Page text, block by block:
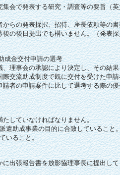
会で発表する研究・調査等の要旨（
らの発表採択、招待、座長依頼等の
の後日提出でも構いません。（発表
金交付申請の選考
理事会の承認により決定し、その結
交流助成制度で既に交付を受けた申
者の申請案件に比して選考する際の
していなければなりません。
助成事業の目的に合致していること
いること。
出張報告書を放影協理事長に提出して